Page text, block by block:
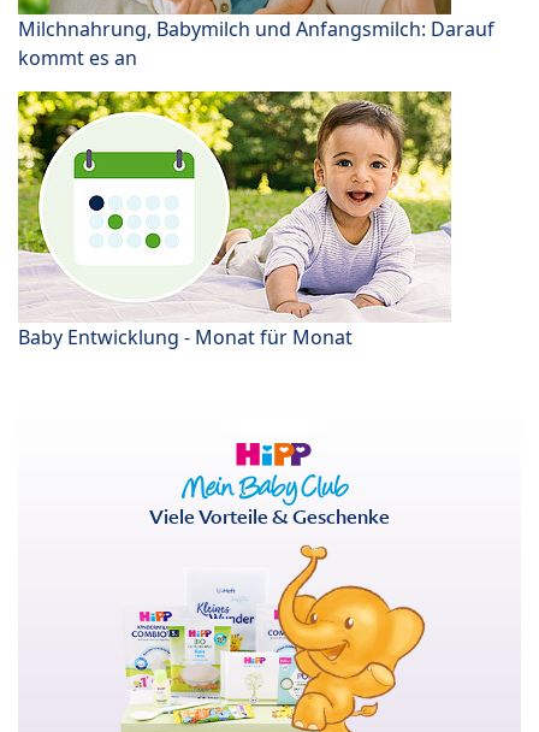
Milchnahrung, Babymilch und Anfangsmilch: Darauf
kommt es an
Baby Entwicklung - Monat für Monat
Viele Vorteile & Geschenke